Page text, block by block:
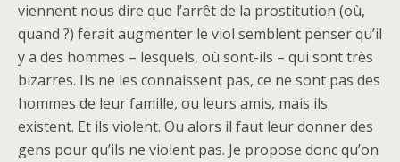
viennent nous dire que l’arrêt de la prostitution (où,
quand ?) ferait augmenter le viol semblent penser qu’il
y a des hommes – lesquels, où sont-ils – qui sont très
bizarres. Ils ne les connaissent pas, ce ne sont pas des
hommes de leur famille, ou leurs amis, mais ils
existent. Et ils violent. Ou alors il faut leur donner des
gens pour qu’ils ne violent pas. Je propose donc qu’on